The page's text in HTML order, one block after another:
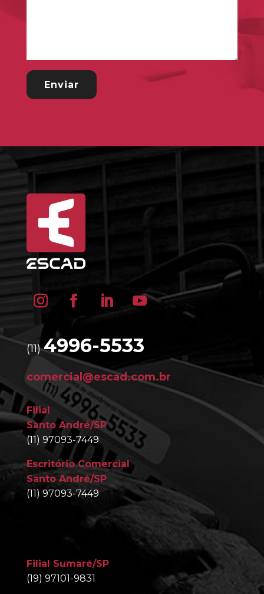
(11)4996-5533
comercial@escad.com.br
Filial
Santo André/SP
(11) 97093-7449
Escritório Comercial
Santo André/SP
(11) 97093-7449
Filial Sumaré/SP
(19) 97101-9831